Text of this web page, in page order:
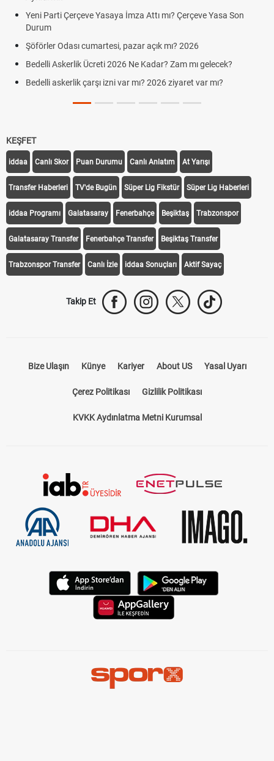
Yeni Parti Çerçeve Yasaya İmza Attı mı? Çerçeve Yasa Son
Durum
Şöförler Odası cumartesi, pazar açık mı? 2026
Bedelli Askerlik Ücreti 2026 Ne Kadar? Zam mı gelecek?
Bedelli askerlik çarşı izni var mı? 2026 ziyaret var mı?
KEŞFET
iddaa Canlı Skor Puan Durumu Canlı Anlatım At Yarışı
Transfer Haberleri TV'de Bugün Süper Lig Fikstür Süper Lig Haberleri
iddaa Programı Galatasaray Fenerbahçe Beşiktaş Trabzonspor
Galatasaray Transfer Fenerbahçe Transfer Beşiktaş Transfer
Trabzonspor Transfer Canlı İzle iddaa Sonuçları Aktif Sayaç
Takip Et
Bize Ulaşın Künye Kariyer About US Yasal Uyarı
Çerez Politikası Gizlilik Politikası
KVKK Aydınlatma Metni Kurumsal